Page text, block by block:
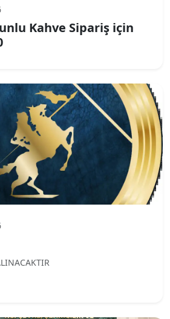
Kahve Sipariş için